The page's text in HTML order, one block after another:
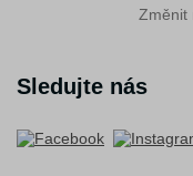
Změnit
Sledujte nás